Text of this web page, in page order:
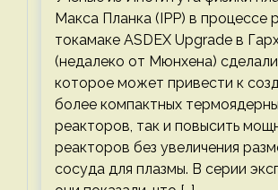
Макса Планка (IPP) в процессе
токамаке ASDEX Upgrade в
(недалеко от Мюнхена)
которое может привести к
более компактных
реакторов, так и повысить
реакторов без увеличения
сосуда для плазмы. В серии